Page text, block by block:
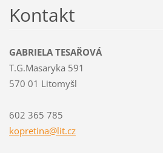
Kontakt
GABRIELA TESAŘOVÁ
T.G.Masaryka 591
570 01 Litomyšl
602 365 785
kopretina@lit.cz